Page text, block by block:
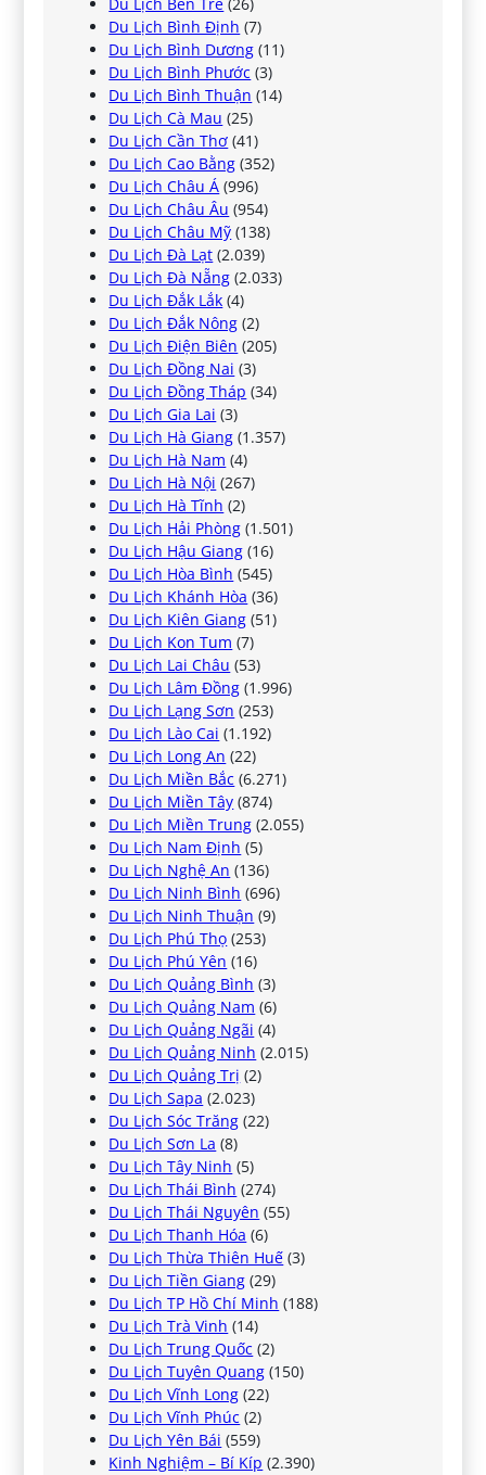
Du Lịch Bến Tre (26)
Du Lịch Bình Định (7)
Du Lịch Bình Dương (11)
Du Lịch Bình Phước (3)
Du Lịch Bình Thuận (14)
Du Lịch Cà Mau (25)
Du Lịch Cần Thơ (41)
Du Lịch Cao Bằng (352)
Du Lịch Châu Á (996)
Du Lịch Châu Âu (954)
Du Lịch Châu Mỹ (138)
Du Lịch Đà Lạt (2.039)
Du Lịch Đà Nẵng (2.033)
Du Lịch Đắk Lắk (4)
Du Lịch Đắk Nông (2)
Du Lịch Điện Biên (205)
Du Lịch Đồng Nai (3)
Du Lịch Đồng Tháp (34)
Du Lịch Gia Lai (3)
Du Lịch Hà Giang (1.357)
Du Lịch Hà Nam (4)
Du Lịch Hà Nội (267)
Du Lịch Hà Tĩnh (2)
Du Lịch Hải Phòng (1.501)
Du Lịch Hậu Giang (16)
Du Lịch Hòa Bình (545)
Du Lịch Khánh Hòa (36)
Du Lịch Kiên Giang (51)
Du Lịch Kon Tum (7)
Du Lịch Lai Châu (53)
Du Lịch Lâm Đồng (1.996)
Du Lịch Lạng Sơn (253)
Du Lịch Lào Cai (1.192)
Du Lịch Long An (22)
Du Lịch Miền Bắc (6.271)
Du Lịch Miền Tây (874)
Du Lịch Miền Trung (2.055)
Du Lịch Nam Định (5)
Du Lịch Nghệ An (136)
Du Lịch Ninh Bình (696)
Du Lịch Ninh Thuận (9)
Du Lịch Phú Thọ (253)
Du Lịch Phú Yên (16)
Du Lịch Quảng Bình (3)
Du Lịch Quảng Nam (6)
Du Lịch Quảng Ngãi (4)
Du Lịch Quảng Ninh (2.015)
Du Lịch Quảng Trị (2)
Du Lịch Sapa (2.023)
Du Lịch Sóc Trăng (22)
Du Lịch Sơn La (8)
Du Lịch Tây Ninh (5)
Du Lịch Thái Bình (274)
Du Lịch Thái Nguyên (55)
Du Lịch Thanh Hóa (6)
Du Lịch Thừa Thiên Huế (3)
Du Lịch Tiền Giang (29)
Du Lịch TP Hồ Chí Minh (188)
Du Lịch Trà Vinh (14)
Du Lịch Trung Quốc (2)
Du Lịch Tuyên Quang (150)
Du Lịch Vĩnh Long (22)
Du Lịch Vĩnh Phúc (2)
Du Lịch Yên Bái (559)
Kinh Nghiệm – Bí Kíp (2.390)